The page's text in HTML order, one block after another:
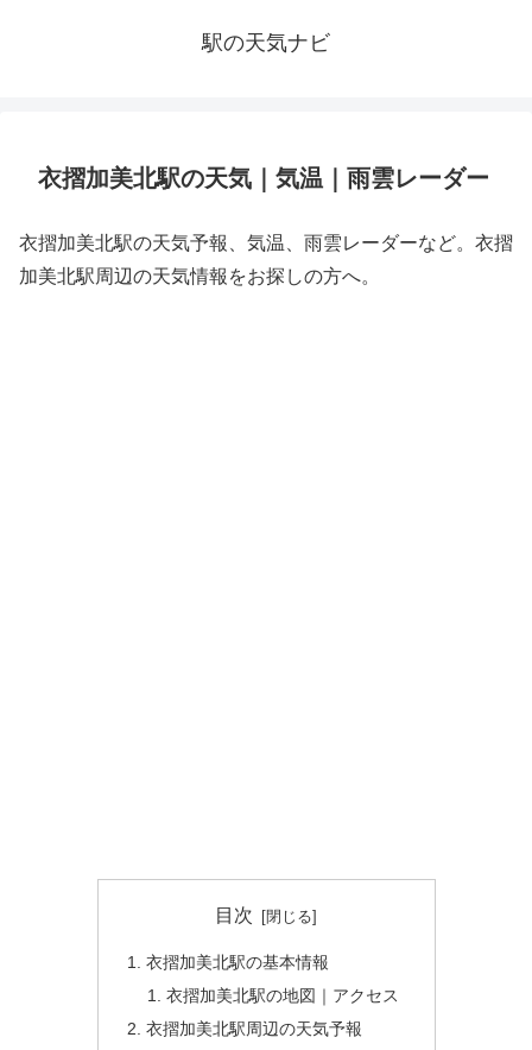
駅の天気ナビ
衣摺加美北駅の天気｜気温｜雨雲レーダー
衣摺加美北駅の天気予報、気温、雨雲レーダーなど。衣摺
加美北駅周辺の天気情報をお探しの方へ。
目次
衣摺加美北駅の基本情報
衣摺加美北駅の地図｜アクセス
衣摺加美北駅周辺の天気予報